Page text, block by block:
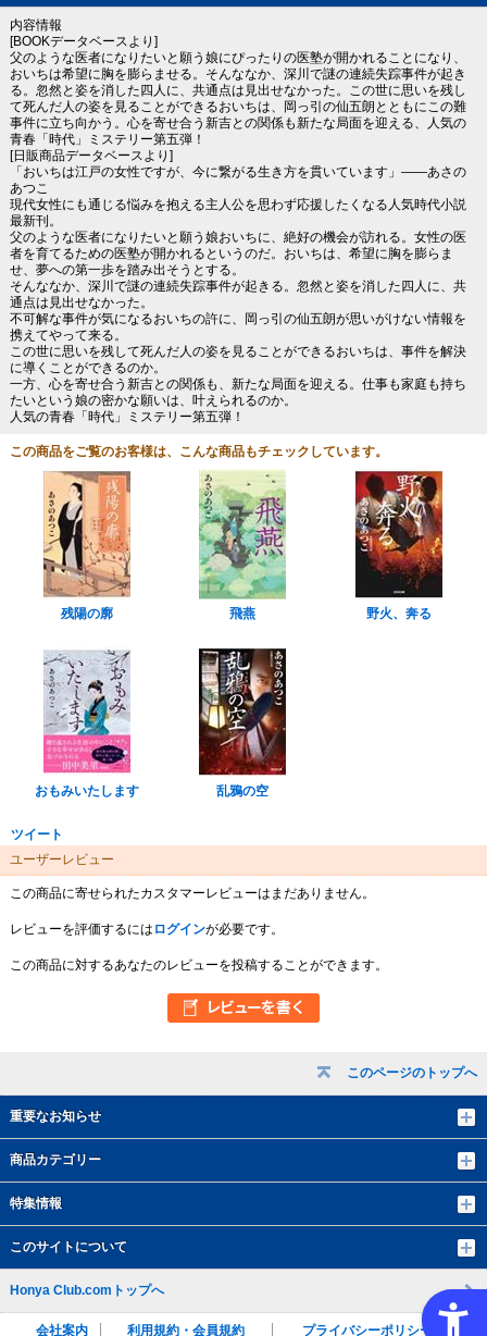
このページのトップへ
重要なお知らせ
商品カテゴリー
特集情報
このサイトについて
内容情報
[BOOKデータベースより]
父のような医者になりたいと願う娘にぴったりの医塾が開かれることになり、
おいちは希望に胸を膨らませる。そんななか、深川で謎の連続失踪事件が起き
る。忽然と姿を消した四人に、共通点は見出せなかった。この世に思いを残し
て死んだ人の姿を見ることができるおいちは、岡っ引の仙五朗とともにこの難
事件に立ち向かう。心を寄せ合う新吉との関係も新たな局面を迎える、人気の
青春「時代」ミステリー第五弾！
[日販商品データベースより]
「おいちは江戸の女性ですが、今に繋がる生き方を貫いています」――あさの
あつこ
現代女性にも通じる悩みを抱える主人公を思わず応援したくなる人気時代小説
最新刊。
父のような医者になりたいと願う娘おいちに、絶好の機会が訪れる。女性の医
者を育てるための医塾が開かれるというのだ。おいちは、希望に胸を膨らま
せ、夢への第一歩を踏み出そうとする。
そんななか、深川で謎の連続失踪事件が起きる。忽然と姿を消した四人に、共
通点は見出せなかった。
不可解な事件が気になるおいちの許に、岡っ引の仙五朗が思いがけない情報を
携えてやって来る。
この世に思いを残して死んだ人の姿を見ることができるおいちは、事件を解決
に導くことができるのか。
一方、心を寄せ合う新吉との関係も、新たな局面を迎える。仕事も家庭も持ち
たいという娘の密かな願いは、叶えられるのか。
人気の青春「時代」ミステリー第五弾！
この商品をご覧のお客様は、こんな商品もチェックしています。
残陽の廓 飛燕 野火、奔る
おもみいたします 乱鴉の空
ツイート
ユーザーレビュー
この商品に寄せられたカスタマーレビューはまだありません。
レビューを評価するには ログインが必要です。
この商品に対するあなたのレビューを投稿することができます。
Honya Club.comトップへ
会社案内 利用規約・会員規約 プライバシーポリシー